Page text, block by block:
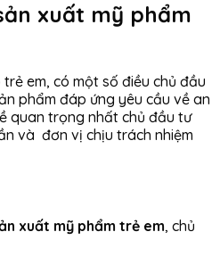
xuất mỹ phẩm
em, có một số điều chủ đầu
phẩm đáp ứng yêu cầu về an
quan trọng nhất chủ đầu tư
và đơn vị chịu trách nhiệm
xuất mỹ phẩm trẻ em, chủ